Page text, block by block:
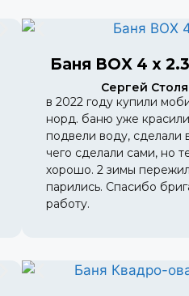
Баня BOX 4 х
Сергей
в 2022 году купили
норд. баню уже
подвели воду,
чего сделали сами, но
хорошо. 2 зимы
парились. Спасибо
работу.